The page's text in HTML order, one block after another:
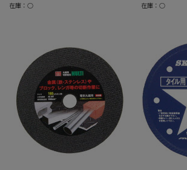
在庫：○
在庫：○